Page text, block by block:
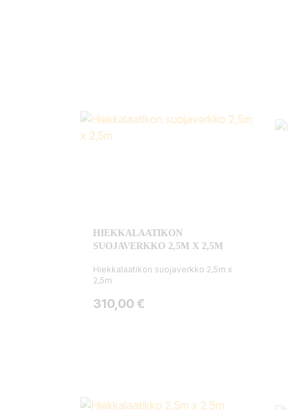
HIEKKALAATIKON
SUOJAVERKKO 2,5M X 2,5M
Hiekkalaatikon suojaverkko 2,5m x
2,5m
Hinta
310,00 €